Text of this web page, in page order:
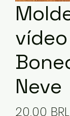
Neve
20,00 BRL